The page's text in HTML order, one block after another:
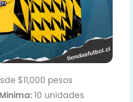
$11,000 pesos
10 unidades